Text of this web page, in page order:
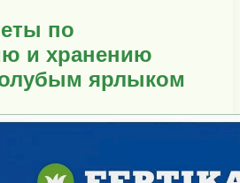
по
и хранению
ярлыком